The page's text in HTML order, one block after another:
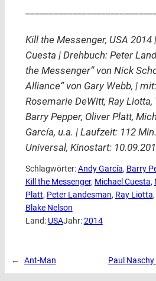
Kill the Messenger, USA 2014
Cuesta | Drehbuch: Peter
the Messenger“ von Nick
Alliance“ von Gary Webb, |
Rosemarie DeWitt, Ray
Barry Pepper, Oliver Platt,
García, u.a. | Laufzeit: 112
Universal, Kinostart:
Schlagwörter:Andy García, Barry
Kill the Messenger, Michael Cuesta,
Platt, Peter Landesman, Ray Liotta,
Blake Nelson
Land: USAJahr:2014
← Ant-Man Paul